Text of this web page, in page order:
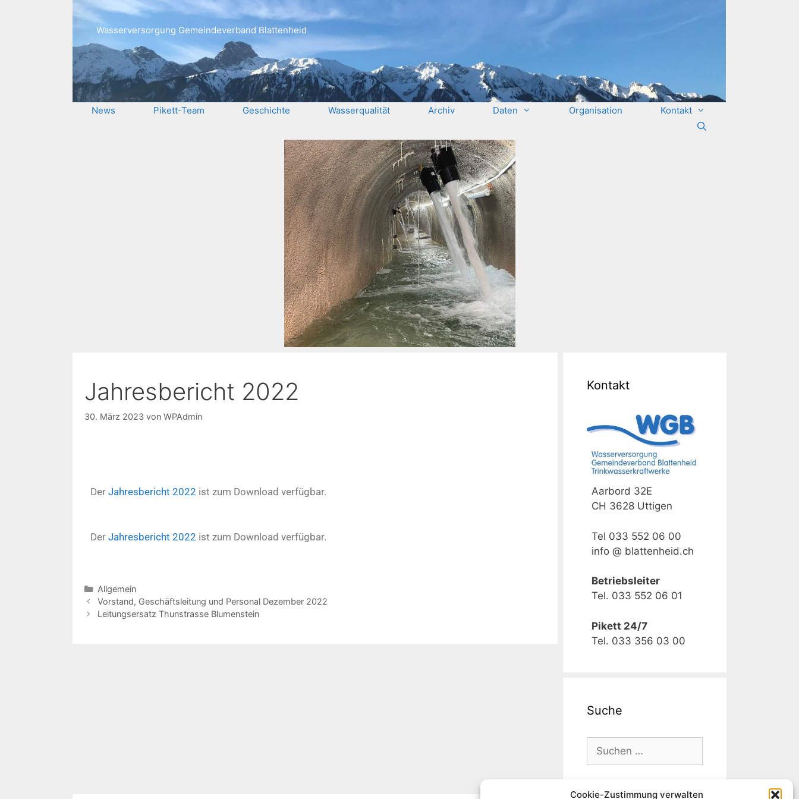
Cookie-Zustimmung verwalten
Wasserversorgung Gemeindeverband Blattenheid
News Pikett-Team Geschichte Wasserqualität Archiv Daten Organisation Kontakt
Jahresbericht 2022
30. März 2023 von WPAdmin
Der Jahresbericht 2022 ist zum Download verfügbar.
Der Jahresbericht 2022 ist zum Download verfügbar.
Allgemein
Vorstand, Geschäftsleitung und Personal Dezember 2022
Leitungsersatz Thunstrasse Blumenstein
Kontakt
Aarbord 32E
CH 3628 Uttigen
Tel 033 552 06 00
info @ blattenheid.ch
Betriebsleiter
Tel. 033 552 06 01
Pikett 24/7
Tel. 033 356 03 00
Suche